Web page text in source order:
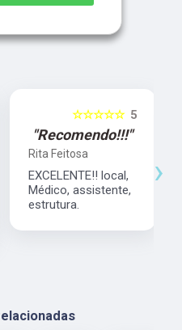
5
☆☆☆☆☆
"Recomendo!!!"
Rita Feitosa
EXCELENTE!! local,
Médico, assistente,
estrutura.
›